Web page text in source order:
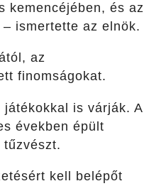
kemencéjében, és az
ismertette az elnök.
az
finomságokat.
is várják. A
években épült
tűzvészt.
kell belépőt